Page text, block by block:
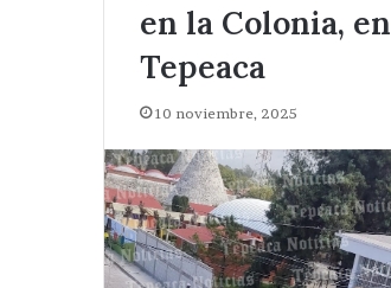
en la Colonia, en
Tepeaca
10 noviembre, 2025